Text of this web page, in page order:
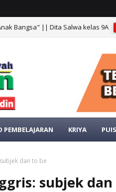
Bangsa" || Dita Salwa kelas 9A
PEMBELAJARAN KRIYA
dan to be
subjek